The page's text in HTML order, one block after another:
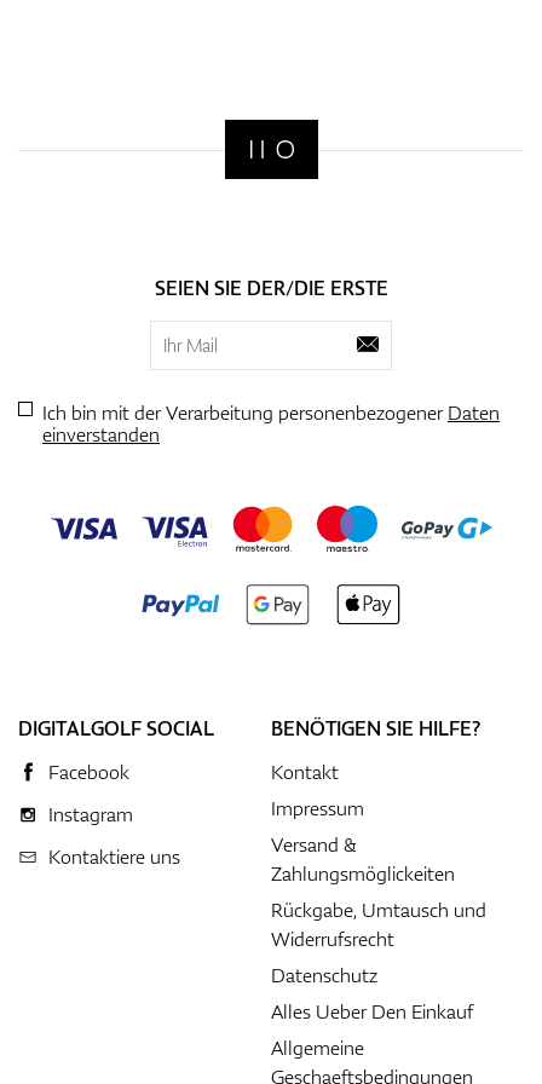
SEIEN SIE DER/DIE ERSTE
Ich bin mit der Verarbeitung personenbezogenerDaten
einverstanden
DIGITALGOLF SOCIAL
Facebook
Instagram
Kontaktiere uns
BENÖTIGEN SIE HILFE?
Kontakt
Impressum
Versand &
Zahlungsmöglickeiten
Rückgabe, Umtausch und
Widerrufsrecht
Datenschutz
Alles Ueber Den Einkauf
Allgemeine
Geschaeftsbedingungen